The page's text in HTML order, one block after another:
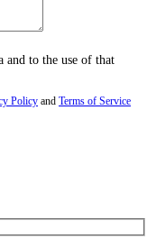
and to the use of that
Policy and Terms of Service